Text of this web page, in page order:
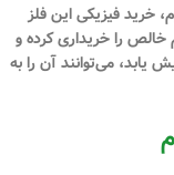
خرید فیزیکی این فلز
خالص را خریداری کرده و
یابد، می‌توانند آن را به